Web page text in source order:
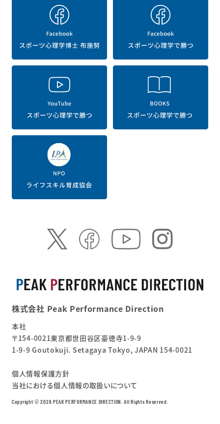
株式会社 Peak Performance Direction
本社
〒154-0021東京都世田谷区豪徳寺1-9-9
1-9-9 Goutokuji. Setagaya Tokyo, JAPAN 154-0021
個人情報保護方針
当社における個人情報の取扱いについて
Copyright ©︎ 2026 PEAK PERFORMANCE DIRECTION. All Rights Reserved.